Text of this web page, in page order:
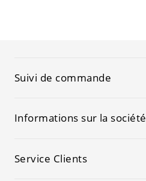
Suivi de commande
Informations sur la société
Service Clients